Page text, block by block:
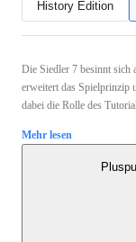
History Edition
Die Siedler 7 besinnt sich
erweitert das Spielprinzip
dabei die Rolle des
Mehr lesen